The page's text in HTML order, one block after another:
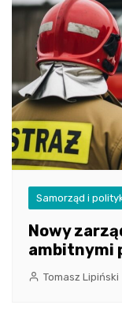
Samorząd i
Nowy
ambitnymi
Tomasz Lipiński